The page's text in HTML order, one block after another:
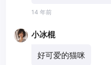
14 年前
小冰棍
好可爱的猫咪